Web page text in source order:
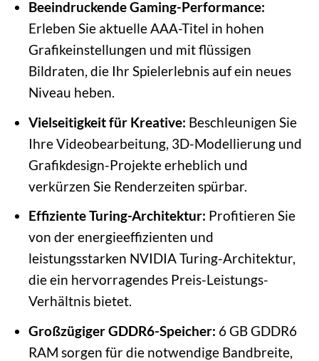
Beeindruckende Gaming-Performance:
Erleben Sie aktuelle AAA-Titel in hohen
Grafikeinstellungen und mit flüssigen
Bildraten, die Ihr Spielerlebnis auf ein neues
Niveau heben.
Vielseitigkeit für Kreative: Beschleunigen Sie
Ihre Videobearbeitung, 3D-Modellierung und
Grafikdesign-Projekte erheblich und
verkürzen Sie Renderzeiten spürbar.
Effiziente Turing-Architektur: Profitieren Sie
von der energieeffizienten und
leistungsstarken NVIDIA Turing-Architektur,
die ein hervorragendes Preis-Leistungs-
Verhältnis bietet.
Großzügiger GDDR6-Speicher: 6 GB GDDR6
RAM sorgen für die notwendige Bandbreite,